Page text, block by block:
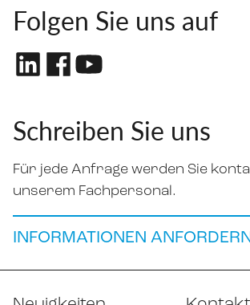
Folgen Sie uns auf
Schreiben Sie uns
Für jede Anfrage werden Sie
unserem Fachpersonal.
INFORMATIONEN